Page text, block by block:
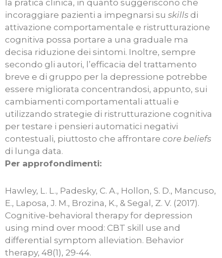
la pratica clinica, in quanto suggeriscono che
incoraggiare pazienti a impegnarsi su skills di
attivazione comportamentale e ristrutturazione
cognitiva possa portare a una graduale ma
decisa riduzione dei sintomi. Inoltre, sempre
secondo gli autori, l’efficacia del trattamento
breve e di gruppo per la depressione potrebbe
essere migliorata concentrandosi, appunto, sui
cambiamenti comportamentali attuali e
utilizzando strategie di ristrutturazione cognitiva
per testare i pensieri automatici negativi
contestuali, piuttosto che affrontare core beliefs
di lunga data.
Per approfondimenti:
Hawley, L. L., Padesky, C. A., Hollon, S. D., Mancuso,
E., Laposa, J. M., Brozina, K., & Segal, Z. V. (2017).
Cognitive-behavioral therapy for depression
using mind over mood: CBT skill use and
differential symptom alleviation. Behavior
therapy, 48(1), 29-44.